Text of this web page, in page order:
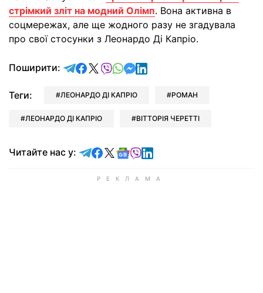
стрімкий зліт на модний Олімп. Вона активна в
соцмережах, але ще жодного разу не згадувала
про свої стосунки з Леонардо Ді Капріо.
Поширити: відправити у Telegram
поділитись у Facebook
поділитись у X
відправити у Viber
відправити у Whatsapp
відправити у Messenger
відправити у LinkedIn
Теги: ЛЕОНАРДО ДІ КАПРІО РОМАН
ЛЕОНАРДО ДІ КАПРІО ВІТТОРІЯ ЧЕРЕТТІ
Читайте нас у: Читайте у Telegram
Читайте у Facebook
Читайте у X
Читайте у Google news
Читайте у Viber
Читайте у LinkedIn